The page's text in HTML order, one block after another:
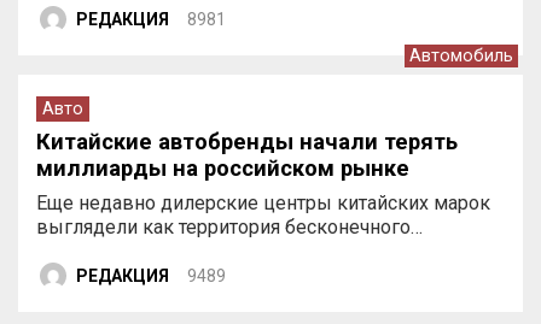
РЕДАКЦИЯ 8981
Автомобиль
Авто
Китайские автобренды начали терять
миллиарды на российском рынке
Еще недавно дилерские центры китайских марок
выглядели как территория бесконечного…
РЕДАКЦИЯ 9489